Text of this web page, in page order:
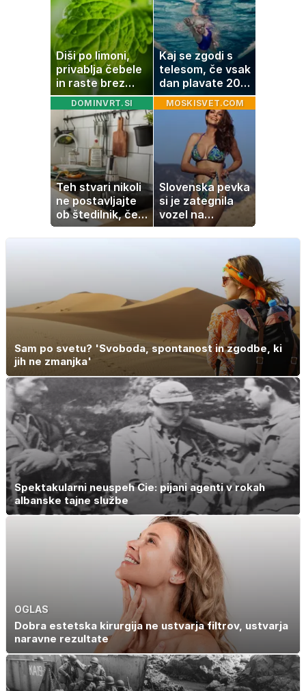
Diši po limoni,
privablja čebele
in raste brez
težav
Kaj se zgodi s
telesom, če vsak
dan plavate 20
minut? Učinki, ki
jih morda ne
pričakujete
DOMINVRT.SI
Teh stvari nikoli
ne postavljajte
ob štedilnik, če
želite varnejšo
kuhinjo
MOSKISVET.COM
Slovenska pevka
si je zategnila
vozel na
kopalkah in
dvignila
temperaturo
Sam po svetu? 'Svoboda, spontanost in zgodbe, ki
jih ne zmanjka'
Spektakularni neuspeh Cie: pijani agenti v rokah
albanske tajne službe
OGLAS
Dobra estetska kirurgija ne ustvarja filtrov, ustvarja
naravne rezultate